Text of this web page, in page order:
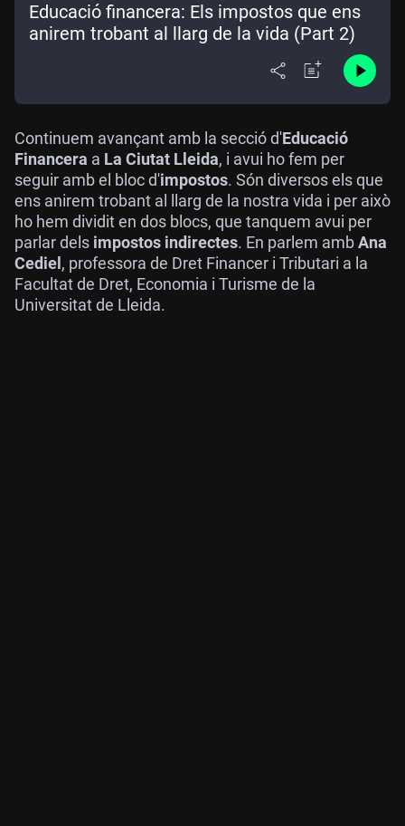
Educació financera: Els impostos que ens
anirem trobant al llarg de la vida (Part 2)
Continuem avançant amb la secció d'Educació
Financera a La Ciutat Lleida, i avui ho fem per
seguir amb el bloc d'impostos. Són diversos els que
ens anirem trobant al llarg de la nostra vida i per això
ho hem dividit en dos blocs, que tanquem avui per
parlar dels impostos indirectes. En parlem ambAna
Cediel , professora de Dret Financer i Tributari a la
Facultat de Dret, Economia i Turisme de la
Universitat de Lleida.